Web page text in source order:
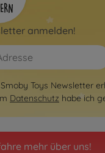
anmelden!
Toys Newsletter
Datenschutz habe ich
mehr über uns!